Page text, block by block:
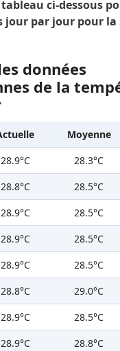
ci-dessous
par jour pour la
données
de la
Moyenne
28.9°C
28.3°C
28.8°C
28.5°C
28.9°C
28.5°C
28.9°C
28.5°C
28.9°C
28.5°C
28.8°C
29.0°C
28.9°C
28.5°C
28.9°C
28.8°C